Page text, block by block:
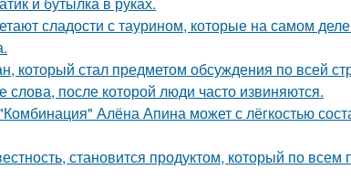
сладости с таурином, которые на самом
который стал предметом обсуждения по всей
после которой люди часто извиняются.
Алёна Апина может с лёгкостью
становится продуктом, который по всем